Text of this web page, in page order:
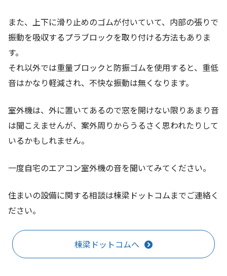
また、上下に滑り止めのゴムが付いていて、内部の張りで
振動を吸収するプラブロックを取り付ける方法もありま
す。
それ以外では重量ブロックと防振ゴムを使用すると、重低
音はかなり軽減され、不快な振動は無くなります。
室外機は、外に置いてあるので窓を開けない限りあまり音
は聞こえませんが、案外周りからうるさく思われたりして
いるかもしれません。
一度自宅のエアコン室外機の音を聞いてみてください。
住まいの設備に関する相談は棟梁ドットコムまでご連絡く
ださい。
棟梁ドットコムへ